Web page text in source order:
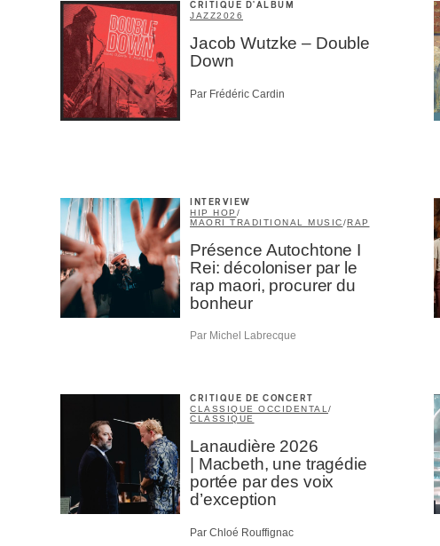
CRITIQUE D'ALBUM
JAZZ2026
Jacob Wutzke – Double
Down
Par Frédéric Cardin
INTERVIEW
HIP HOP /
MAORI TRADITIONAL MUSIC/RAP
Présence Autochtone I
Rei: décoloniser par le
rap maori, procurer du
bonheur
Par Michel Labrecque
CRITIQUE DE CONCERT
CLASSIQUE OCCIDENTAL/
CLASSIQUE
Lanaudière 2026
| Macbeth, une tragédie
portée par des voix
d’exception
Par Chloé Rouffignac
Fournisseur
CAPTCHA